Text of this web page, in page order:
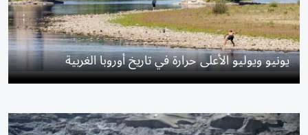
يونيو ويوليو الأعلى حرارة في تاريخ أوروبا الغربية